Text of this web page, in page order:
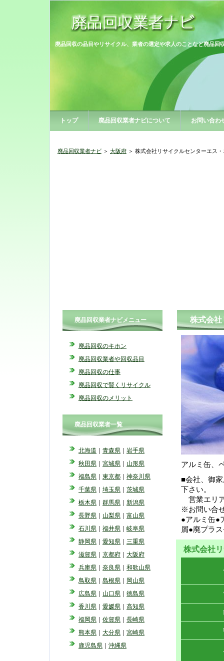
廃品回収の品目やリサイクル、業者の選定や求人のことなど廃品回
トップ 廃品回収業者ナビについて お問い合わ
廃品回収業者ナビ ＞ 大阪府 ＞ 株式会社リサイクルセンターエス
株式会
アルミ缶、
■会社、御
下さい。
営業エリ
※お問い合
●アルミ缶●
屑●廃プラ
株式会社
廃品回収業者ナビメニュー
廃品回収のキホン
廃品回収業者や回収品目
廃品回収の仕事
廃品回収で賢くリサイクル
廃品回収のメリット
廃品回収業者一覧
北海道 青森県
岩手県
秋田県
宮城県
山形県
福島県
東京都
神奈川県
千葉県
埼玉県
茨城県
栃木県
群馬県
新潟県
長野県
山梨県
富山県
石川県
福井県
岐阜県
静岡県
愛知県
三重県
滋賀県
京都府
大阪府
兵庫県
奈良県
和歌山県
鳥取県
島根県
岡山県
広島県
山口県
徳島県
香川県
愛媛県
高知県
福岡県
佐賀県
長崎県
熊本県
大分県
宮崎県
鹿児島県
沖縄県